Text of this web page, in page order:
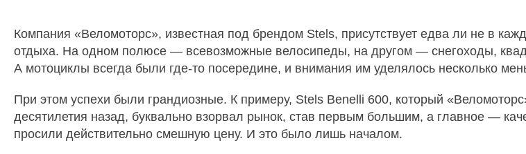
Компания «Веломоторс», известная под брендом Stels, присутствует едва ли не в
отдыха. На одном полюсе — всевозможные велосипеды, на другом — снегоходы,
А мотоциклы всегда были где-то посередине, и внимания им уделялось несколько
При этом успехи были грандиозные. К примеру, Stels Benelli 600, который
десятилетия назад, буквально взорвал рынок, став первым большим, а главное —
просили действительно смешную цену. И это было лишь началом.